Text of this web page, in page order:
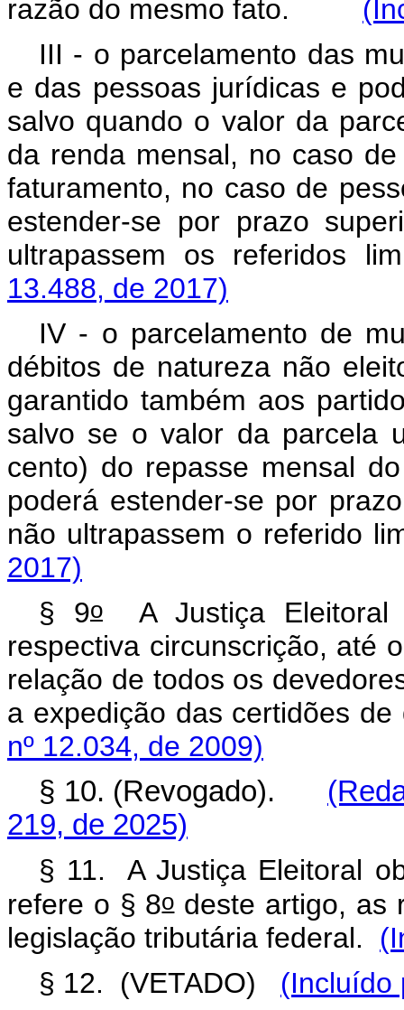
razão do mesmo fato.
III - o parcelamento das
e das pessoas jurídicas e
salvo quando o valor da
da renda mensal, no caso
faturamento, no caso de
estender-se por prazo
ultrapassem os referidos
13.488, de 2017)
IV - o parcelamento de
débitos de natureza não
garantido também aos
salvo se o valor da parcela
cento) do repasse mensal
poderá estender-se por
não ultrapassem o referido
2017)
§ 9o A Justiça Eleitoral
respectiva circunscrição, até
relação de todos os
a expedição das certidões
nº 12.034, de 2009)
§ 10. (Revogado).
219, de 2025)
§ 11. A Justiça Eleitoral
refere o § 8odeste artigo, as
legislação tributária federal.
§ 12. (VETADO) (Incluído